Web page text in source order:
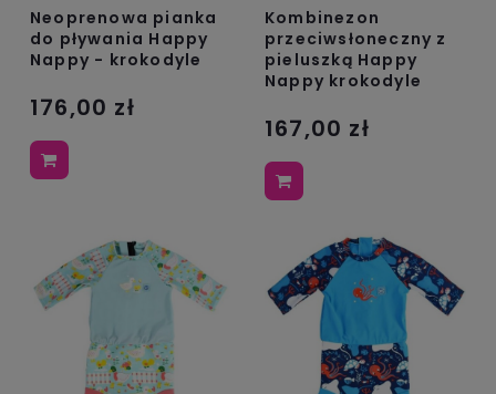
Neoprenowa pianka
do pływania Happy
Nappy - krokodyle
176,00 zł
Kombinezon
przeciwsłoneczny z
pieluszką Happy
Nappy krokodyle
167,00 zł